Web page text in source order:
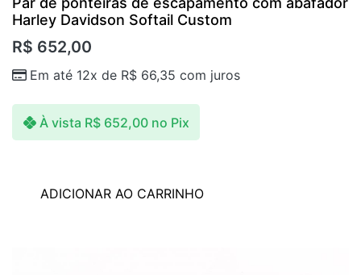
Harley Davidson Softail Custom
R$ 652,00
Em até 12x de R$ 66,35 com juros
À vista R$652,00 no Pix
ADICIONAR AO CARRINHO